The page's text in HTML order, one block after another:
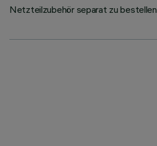
Netzteilzubehör separat zu bestellen